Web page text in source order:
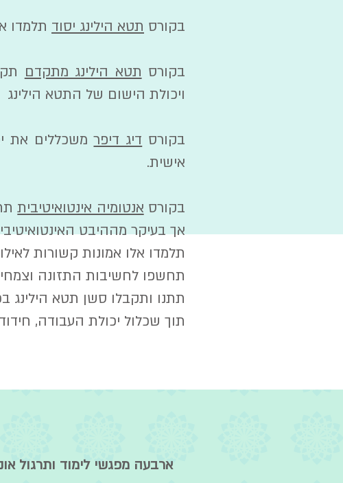
בקורס תטא הילינג יסוד תלמדו
בקורס תטא הילינג מתקדם
ויכולת הישום של התטא הילינג
בקורס דיג דיפרמשכללים את
אישית.
בקורס אנטומיה אינטואיטיבית
אך בעיקר מההיבט
תלמדו אלו אמונות קשורות
תחשפו לחשיבות התזונה
תתנו ותקבלו סשן תטא הילינג בכל יום,
תוך שכלול יכולת העבודה,
ארבעה מפגשי לימוד ותרגול